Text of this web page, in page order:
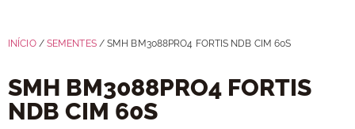
INÍCIO/ SEMENTES/ SMH BM3088PRO4 FORTIS NDB CIM 60S
SMH BM3088PRO4 FORTIS
NDB CIM 60S